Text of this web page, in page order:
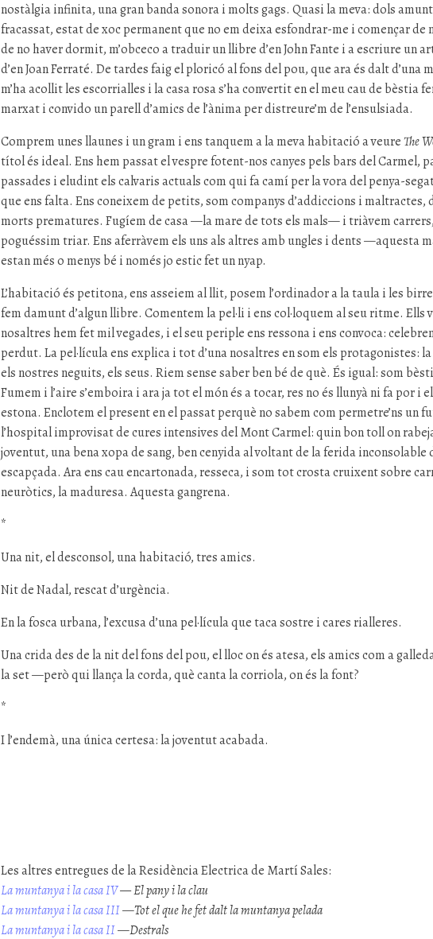
nostàlgia infinita, una gran banda sonora i molts gags. Quasi la meva: dols
fracassat, estat de xoc permanent que no em deixa esfondrar-me i començar de
de no haver dormit, m’obceco a traduir un llibre d’en John Fante i a escriure un
d’en Joan Ferraté. De tardes faig el ploricó al fons del pou, que ara és dalt d’una
m’ha acollit les escorrialles i la casa rosa s’ha convertit en el meu cau de bèstia
marxat i convido un parell d’amics de l’ànima per distreure’m de l’ensulsiada.
Comprem unes llaunes i un gram i ens tanquem a la meva habitació a veureThe
títol és ideal. Ens hem passat el vespre fotent-nos canyes pels bars del Carmel,
passades i eludint els calvaris actuals com qui fa camí per la vora del penya-
que ens falta. Ens coneixem de petits, som companys d’addiccions i
morts prematures. Fugíem de casa —la mare de tots els mals— i triàvem
poguéssim triar. Ens aferràvem els uns als altres amb ungles i dents —aquesta
estan més o menys bé i només jo estic fet un nyap.
L’habitació és petitona, ens asseiem al llit, posem l’ordinador a la taula i les
fem damunt d’algun llibre. Comentem la pel·li i ens col·loquem al seu ritme. Ells
nosaltres hem fet mil vegades, i el seu periple ens ressona i ens convoca:
perdut. La pel·lícula ens explica i tot d’una nosaltres en som els protagonistes:
els nostres neguits, els seus. Riem sense saber ben bé de què. És igual: som
Fumem i l’aire s’emboira i ara ja tot el món és a tocar, res no és llunyà ni fa por i
estona. Enclotem el present en el passat perquè no sabem com permetre’ns un
l’hospital improvisat de cures intensives del Mont Carmel: quin bon toll on
joventut, una bena xopa de sang, ben cenyida al voltant de la ferida inconsolable
escapçada. Ara ens cau encartonada, resseca, i som tot crosta cruixent sobre
neuròtics, la maduresa. Aquesta gangrena.
*
Una nit, el desconsol, una habitació, tres amics.
Nit de Nadal, rescat d’urgència.
En la fosca urbana, l’excusa d’una pel·lícula que taca sostre i cares rialleres.
Una crida des de la nit del fons del pou, el lloc on és atesa, els amics com a
la set —però qui llança la corda, què canta la corriola, on és la font?
*
I l’endemà, una única certesa: la joventut acabada.
Les altres entregues de la Residència Electrica de Martí Sales:
La muntanya i la casa IV— El pany i la clau
La muntanya i la casa III—Tot el que he fet dalt la muntanya pelada
La muntanya i la casa II—Destrals